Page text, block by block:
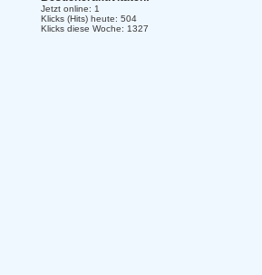
Jetzt online: 1
Klicks (Hits) heute: 504
Klicks diese Woche: 1327